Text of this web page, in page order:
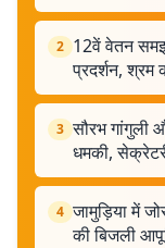
2 12वें वेतन
प्रदर्शन, श्रम
3 सौरभ गांगुली
धमकी,
4 जामुड़िया में
की बिजली